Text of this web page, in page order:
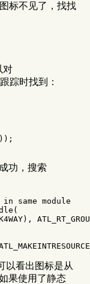
标不见了，找找
对
踪时找到：
));
功，搜索
same module
(
),
以看出图标是从
果使用了静态